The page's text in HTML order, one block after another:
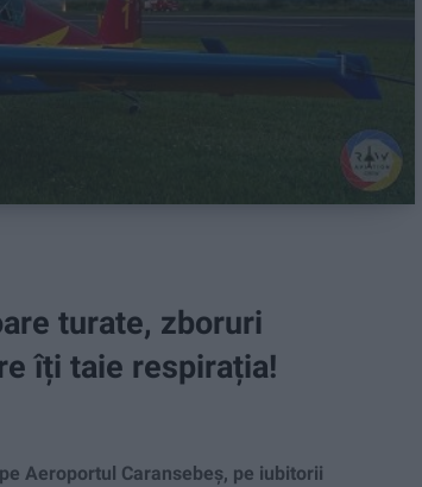
turate, zboruri
îți taie respirația!
Aeroportul Caransebeș, pe iubitorii